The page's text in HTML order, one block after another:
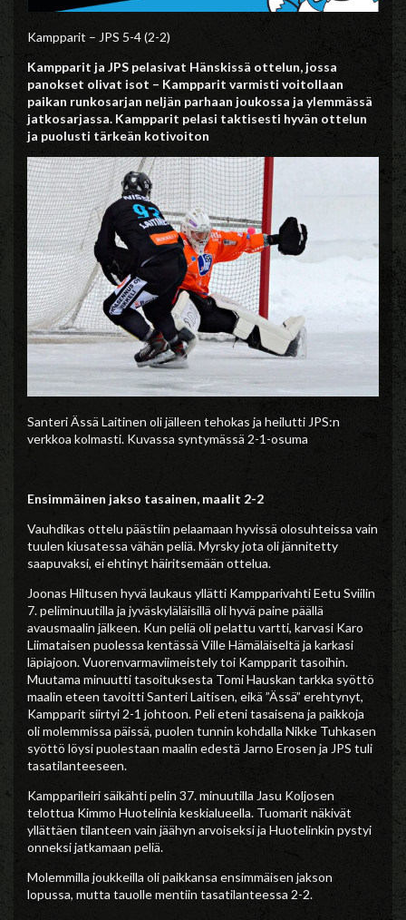
Kampparit – JPS 5-4 (2-2)
Kampparit ja JPS pelasivat Hänskissä ottelun, jossa
panokset olivat isot – Kampparit varmisti voitollaan
paikan runkosarjan neljän parhaan joukossa ja ylemmässä
jatkosarjassa. Kampparit pelasi taktisesti hyvän ottelun
ja puolusti tärkeän kotivoiton
Santeri Ässä Laitinen oli jälleen tehokas ja heilutti JPS:n
verkkoa kolmasti. Kuvassa syntymässä 2-1-osuma
Ensimmäinen jakso tasainen, maalit 2-2
Vauhdikas ottelu päästiin pelaamaan hyvissä olosuhteissa vain
tuulen kiusatessa vähän peliä. Myrsky jota oli jännitetty
saapuvaksi, ei ehtinyt häiritsemään ottelua.
Joonas Hiltusen hyvä laukaus yllätti Kampparivahti Eetu Sviilin
7. peliminuutilla ja jyväskyläläisillä oli hyvä paine päällä
avausmaalin jälkeen. Kun peliä oli pelattu vartti, karvasi Karo
Liimataisen puolessa kentässä Ville Hämäläiseltä ja karkasi
läpiajoon. Vuorenvarmaviimeistely toi Kampparit tasoihin.
Muutama minuutti tasoituksesta Tomi Hauskan tarkka syöttö
maalin eteen tavoitti Santeri Laitisen, eikä ”Ässä” erehtynyt,
Kampparit siirtyi 2-1 johtoon. Peli eteni tasaisena ja paikkoja
oli molemmissa päissä, puolen tunnin kohdalla Nikke Tuhkasen
syöttö löysi puolestaan maalin edestä Jarno Erosen ja JPS tuli
tasatilanteeseen.
Kampparileiri säikähti pelin 37. minuutilla Jasu Koljosen
telottua Kimmo Huotelinia keskialueella. Tuomarit näkivät
yllättäen tilanteen vain jäähyn arvoiseksi ja Huotelinkin pystyi
onneksi jatkamaan peliä.
Molemmilla joukkeilla oli paikkansa ensimmäisen jakson
lopussa, mutta tauolle mentiin tasatilanteessa 2-2.